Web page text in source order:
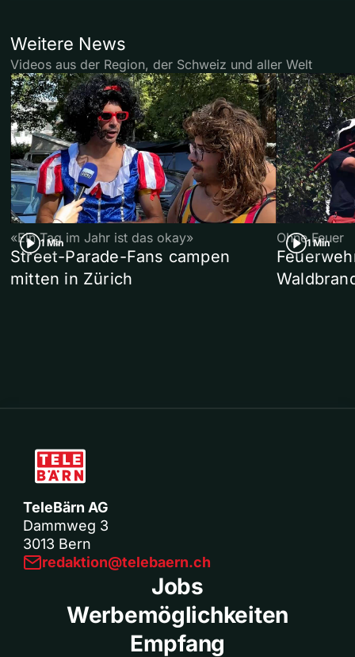
Weitere News
Videos aus der Region, der Schweiz und aller Welt
1 Min
«Ein Tag im Jahr ist das okay»
Street-Parade-Fans campen
mitten in Zürich
1 Min
Ohne Feuer
TeleBärn AG
Dammweg 3
3013 Bern
redaktion@telebaern.ch
Jobs
Werbemöglichkeiten
Empfang